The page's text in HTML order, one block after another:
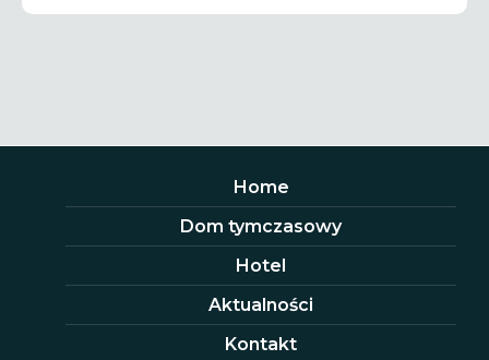
Home
Dom tymczasowy
Hotel
Aktualności
Kontakt